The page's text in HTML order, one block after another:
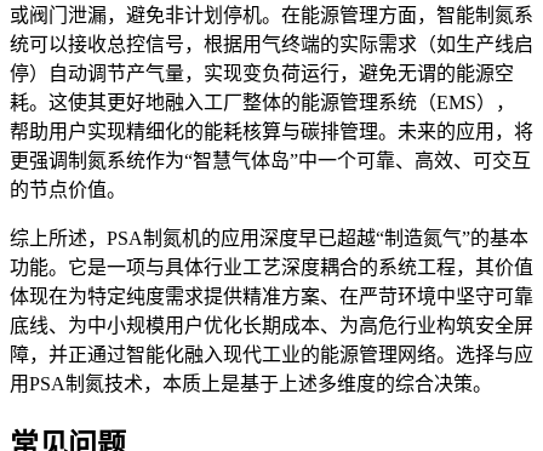
或阀门泄漏，避免非计划停机。在能源管理方面，智能制氮系
统可以接收总控信号，根据用气终端的实际需求（如生产线启
停）自动调节产气量，实现变负荷运行，避免无谓的能源空
耗。这使其更好地融入工厂整体的能源管理系统（EMS），
帮助用户实现精细化的能耗核算与碳排管理。未来的应用，将
更强调制氮系统作为“智慧气体岛”中一个可靠、高效、可交互
的节点价值。
综上所述，PSA制氮机的应用深度早已超越“制造氮气”的基本
功能。它是一项与具体行业工艺深度耦合的系统工程，其价值
体现在为特定纯度需求提供精准方案、在严苛环境中坚守可靠
底线、为中小规模用户优化长期成本、为高危行业构筑安全屏
障，并正通过智能化融入现代工业的能源管理网络。选择与应
用PSA制氮技术，本质上是基于上述多维度的综合决策。